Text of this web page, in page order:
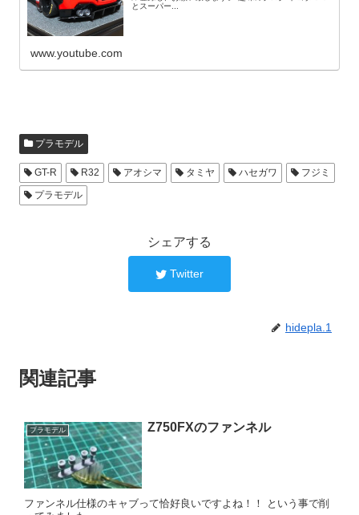
とスーパー...
www.youtube.com
プラモデル
GT-R R32 アオシマ タミヤ ハセガワ
フジミ
プラモデル
シェアする
Twitter
hidepla.1
関連記事
プラモデル Z750FXのファンネル
ファンネル仕様のキャブって恰好良いですよね！！ という事で削